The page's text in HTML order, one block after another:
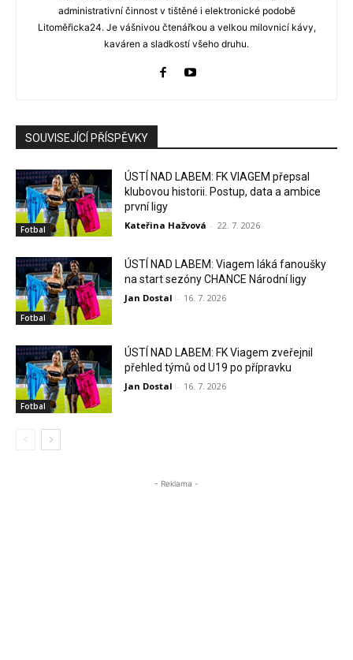
administrativní činnost v tištěné i elektronické podobě
Litoměřicka24. Je vášnivou čtenářkou a velkou milovnicí kávy,
kaváren a sladkostí všeho druhu.
SOUVISEJÍCÍ PŘÍSPĚVKY
Fotbal
ÚSTÍ NAD LABEM: FK VIAGEM přepsal
klubovou historii. Postup, data a ambice
první ligy
Kateřina Hažvová - 22. 7. 2026
Fotbal
ÚSTÍ NAD LABEM: Viagem láká fanoušky
na start sezóny CHANCE Národní ligy
Jan Dostal - 16. 7. 2026
Fotbal
ÚSTÍ NAD LABEM: FK Viagem zveřejnil
přehled týmů od U19 po přípravku
Jan Dostal - 16. 7. 2026
- Reklama -